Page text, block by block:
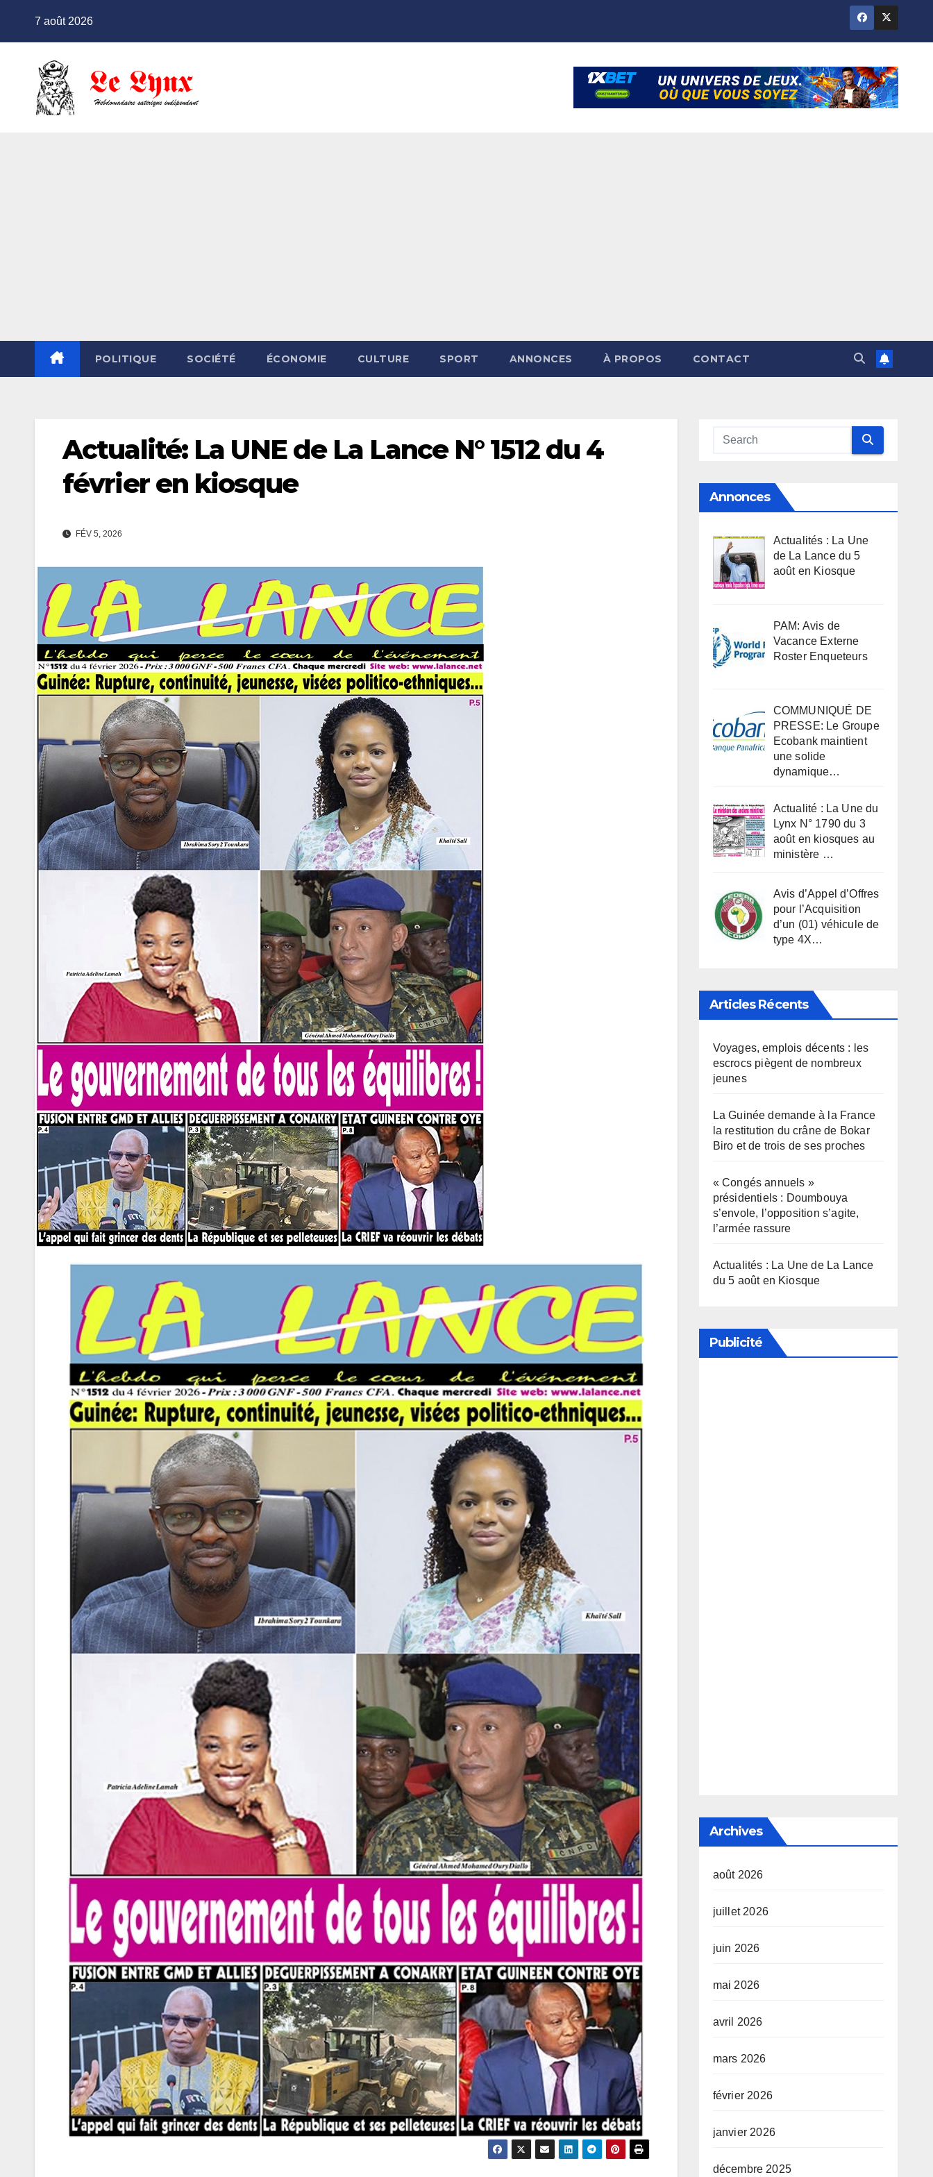
7 août 2026
POLITIQUE SOCIÉTÉ ÉCONOMIE CULTURE SPORT ANNONCES À PROPOS CONTACT
Actualité: La UNE de La Lance N° 1512 du 4
février en kiosque
FÉV 5, 2026
Annonces
Actualités : La Une
de La Lance du 5
août en Kiosque
PAM: Avis de
Vacance Externe
Roster Enqueteurs
COMMUNIQUÉ DE
PRESSE: Le Groupe
Ecobank maintient
une solide
dynamique…
Actualité : La Une du
Lynx N° 1790 du 3
août en kiosques au
ministère …
Avis d’Appel d’Offres
pour l’Acquisition
d’un (01) véhicule de
type 4X…
Articles Récents
Voyages, emplois décents : les
escrocs piègent de nombreux
jeunes
La Guinée demande à la France
la restitution du crâne de Bokar
Biro et de trois de ses proches
« Congés annuels »
présidentiels : Doumbouya
s’envole, l’opposition s’agite,
l’armée rassure
Actualités : La Une de La Lance
du 5 août en Kiosque
Publicité
Archives
août 2026
juillet 2026
juin 2026
mai 2026
avril 2026
mars 2026
février 2026
janvier 2026
décembre 2025